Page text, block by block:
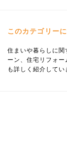
このカテゴリー
住まいや暮らしに関
ーン、住宅リフォ
も詳しく紹介してい